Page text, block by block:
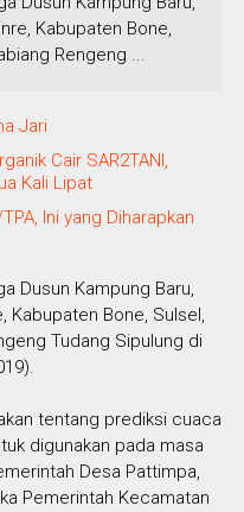
Kabupaten Bone,
Rengeng ...
Jari
Cair SAR2TANI,
Kali Lipat
Ini yang Diharapkan
Dusun Kampung Baru,
Kabupaten Bone, Sulsel,
Tudang Sipulung di
tentang prediksi cuaca
digunakan pada masa
Desa Pattimpa,
Pemerintah Kecamatan